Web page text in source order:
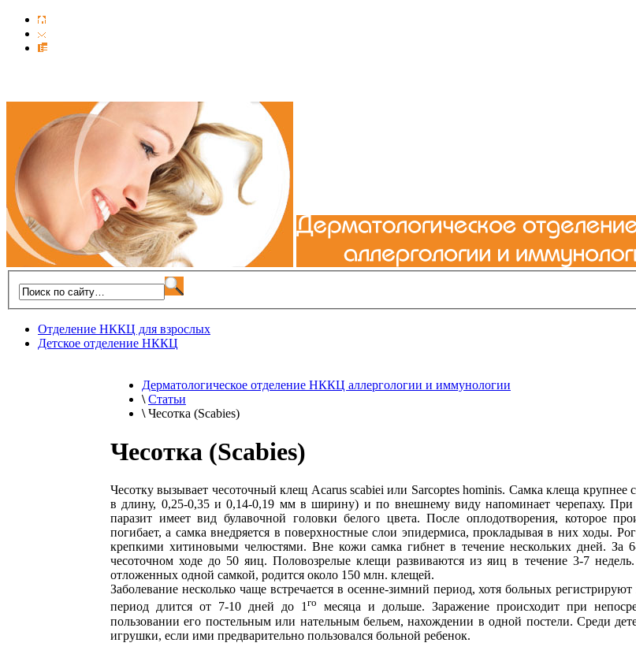
Отделение НККЦ для взрослых
Детское отделение НККЦ
Дерматологическое отделение НККЦ аллергологии и иммунологии
\Статьи
\Чесотка (Scabies)
Чесотка (Scabies)
Чесотку вызывает чесоточный клещ Acarus scabiei или Sarcoptes hominis. Самка клеща крупнее
в длину, 0,25-0,35 и 0,14-0,19 мм в ширину) и по внешнему виду напоминает черепаху. При
паразит имеет вид булавочной головки белого цвета. После оплодотворения, которое
погибает, а самка внедряется в поверхностные слои эпидермиса, прокладывая в них ходы.
крепкими хитиновыми челюстями. Вне кожи самка гибнет в течение нескольких дней. За
чесоточном ходе до 50 яиц. Половозрелые клещи развиваются из яиц в течение 3-7
отложенных одной самкой, родится около 150 млн. клещей.
Заболевание несколько чаще встречается в осенне-зимний период, хотя больных
период длится от 7-10 дней до 1го
месяца и дольше. Заражение происходит при
пользовании его постельным или нательным бельем, нахождении в одной постели. Среди
игрушки, если ими предварительно пользовался больной ребенок.